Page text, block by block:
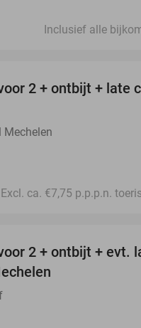
Inclusief alle
2 + ontbijt + late
Mechelen
Excl. ca. €7,75 p.p.p.n.
2 + ontbijt + evt.